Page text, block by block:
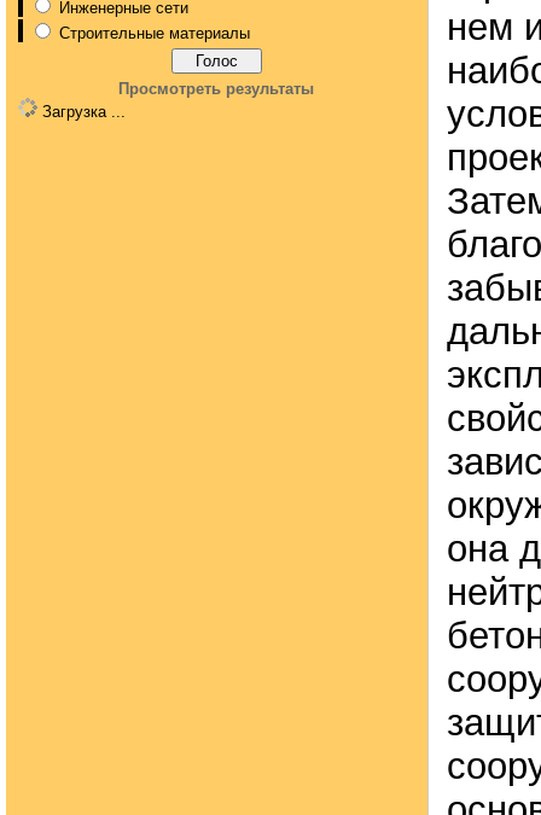
Инженерные сети
Строительные материалы
Просмотреть результаты
Загрузка ...
нем
она